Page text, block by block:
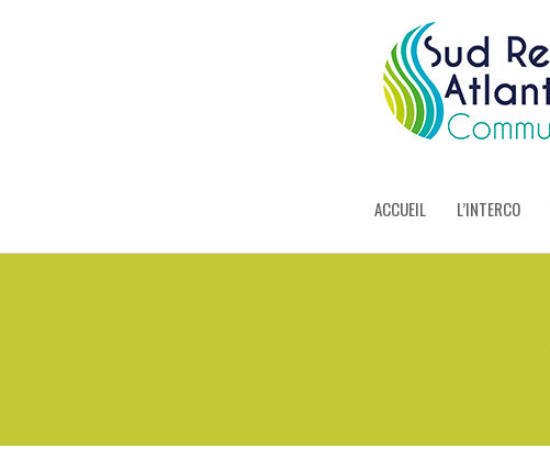
ACCUEIL L’INTERCO